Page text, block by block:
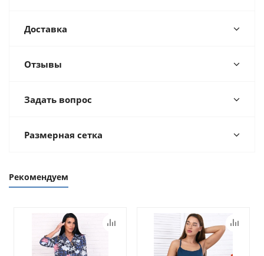
Доставка
Отзывы
Задать вопрос
Размерная сетка
Рекомендуем